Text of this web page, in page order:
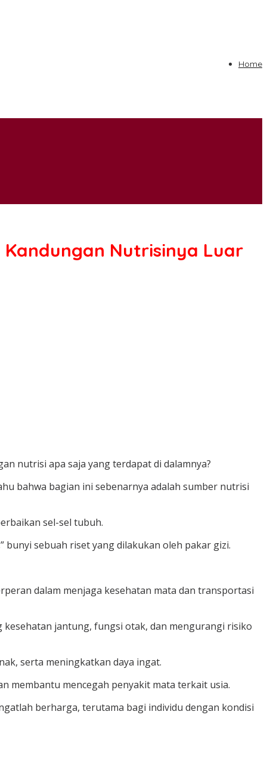
Home
Kandungan Nutrisinya Luar
nutrisi apa saja yang terdapat di dalamnya?
bahwa bagian ini sebenarnya adalah sumber nutrisi
sel-sel tubuh.
sebuah riset yang dilakukan oleh pakar gizi.
dalam menjaga kesehatan mata dan transportasi
kesehatan jantung, fungsi otak, dan mengurangi risiko
serta meningkatkan daya ingat.
membantu mencegah penyakit mata terkait usia.
berharga, terutama bagi individu dengan kondisi